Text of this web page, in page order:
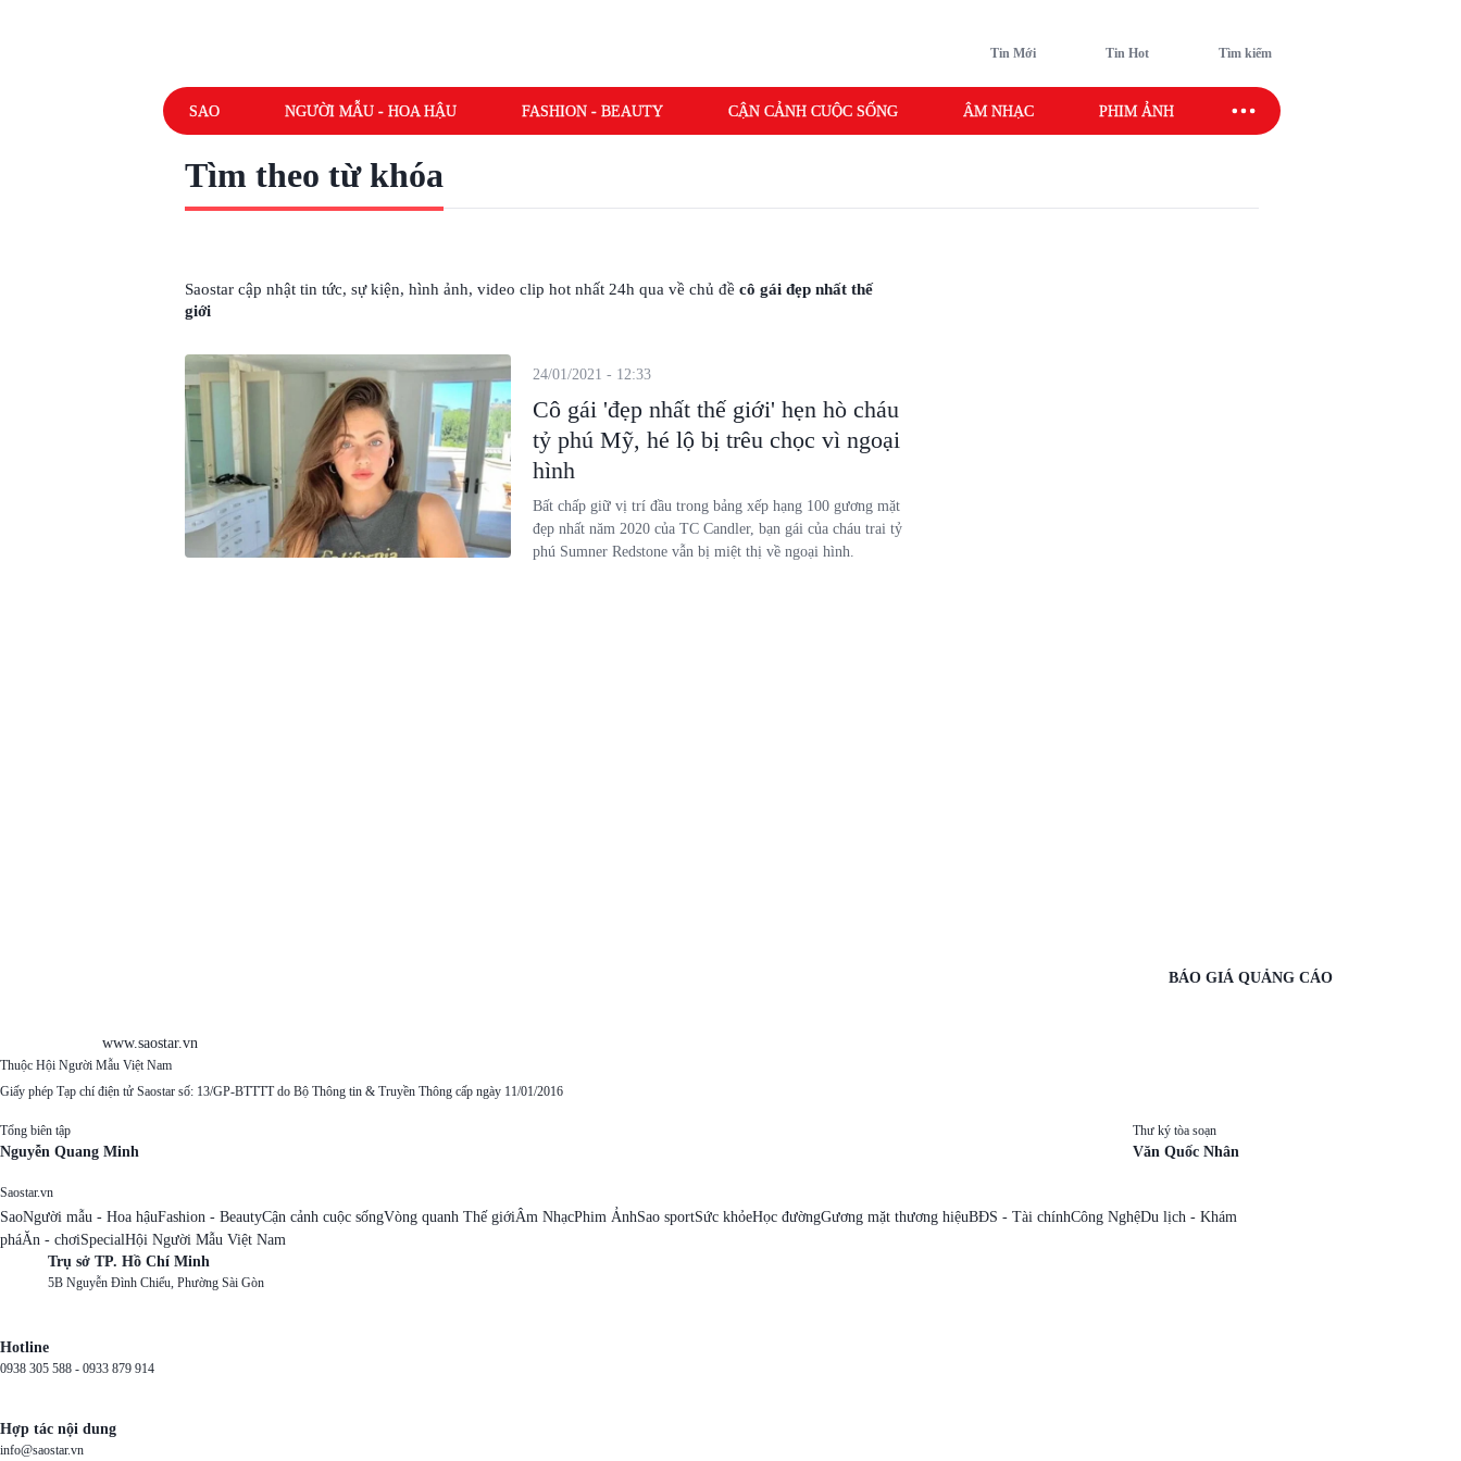
Tin Mới Tin Hot Tìm kiếm
SAO NGƯỜI MẪU - HOA HẬU FASHION - BEAUTY CẬN CẢNH CUỘC SỐNG ÂM NHẠC PHIM ẢNH SAO SPORT
Tìm theo từ khóa
Saostar cập nhật tin tức, sự kiện, hình ảnh, video clip hot nhất 24h qua về chủ đề cô gái đẹp nhất thế
giới
Cô gái 'đẹp nhất thế giới' hẹn hò cháu
tỷ phú Mỹ, hé lộ bị trêu chọc vì ngoại
hình
24/01/2021 - 12:33
Bất chấp giữ vị trí đầu trong bảng xếp hạng 100 gương mặt
đẹp nhất năm 2020 của TC Candler, bạn gái của cháu trai tỷ
phú Sumner Redstone vẫn bị miệt thị về ngoại hình.
www.saostar.vn
BÁO GIÁ QUẢNG CÁO
Thuộc Hội Người Mẫu Việt Nam
Giấy phép Tạp chí điện tử Saostar số: 13/GP-BTTTT do Bộ Thông tin & Truyền Thông cấp ngày 11/01/2016
Tổng biên tập
Nguyễn Quang Minh
Thư ký tòa soạn
Văn Quốc Nhân
Saostar.vn
SaoNgười mẫu - Hoa hậuFashion - BeautyCận cảnh cuộc sốngVòng quanh Thế giớiÂm NhạcPhim ẢnhSao sportSức khỏeHọc đườngGương mặt thương hiệuBĐS - Tài chínhCông NghệDu lịch - Khám
pháĂn - chơiSpecialHội Người Mẫu Việt Nam
Trụ sở TP. Hồ Chí Minh
5B Nguyễn Đình Chiểu, Phường Sài Gòn
Hotline
0938 305 588 - 0933 879 914
Hợp tác nội dung
info@saostar.vn